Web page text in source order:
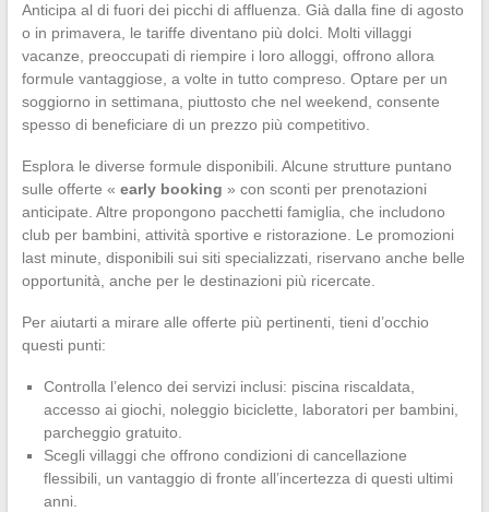
Anticipa al di fuori dei picchi di affluenza. Già dalla fine di agosto
o in primavera, le tariffe diventano più dolci. Molti villaggi
vacanze, preoccupati di riempire i loro alloggi, offrono allora
formule vantaggiose, a volte in tutto compreso. Optare per un
soggiorno in settimana, piuttosto che nel weekend, consente
spesso di beneficiare di un prezzo più competitivo.
Esplora le diverse formule disponibili. Alcune strutture puntano
sulle offerte « early booking » con sconti per prenotazioni
anticipate. Altre propongono pacchetti famiglia, che includono
club per bambini, attività sportive e ristorazione. Le promozioni
last minute, disponibili sui siti specializzati, riservano anche belle
opportunità, anche per le destinazioni più ricercate.
Per aiutarti a mirare alle offerte più pertinenti, tieni d’occhio
questi punti:
Controlla l’elenco dei servizi inclusi: piscina riscaldata,
accesso ai giochi, noleggio biciclette, laboratori per bambini,
parcheggio gratuito.
Scegli villaggi che offrono condizioni di cancellazione
flessibili, un vantaggio di fronte all’incertezza di questi ultimi
anni.